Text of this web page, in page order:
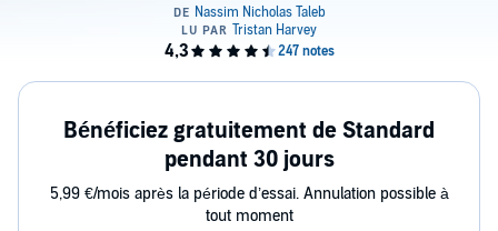
Bénéficiez gratuitement de Standard
pendant 30 jours
5,99 €/mois après la période d’essai. Annulation possible à
tout moment